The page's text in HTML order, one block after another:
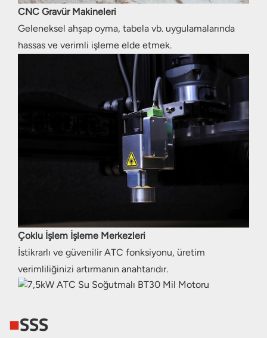
CNC Gravür Makineleri
Geleneksel ahşap oyma, tabela vb. uygulamalarında
hassas ve verimli işleme elde etmek.
Çoklu İşlem İşleme Merkezleri
İstikrarlı ve güvenilir ATC fonksiyonu, üretim
verimliliğinizi artırmanın anahtarıdır.
■SSS